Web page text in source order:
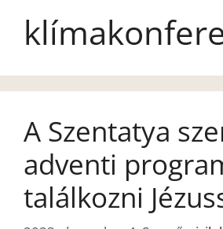
A Szentatya
adventi
találkozni